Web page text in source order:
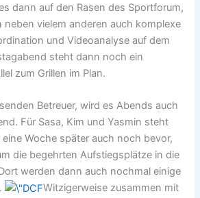
dann auf den Rasen des Sportforum,
neben vielem anderen auch komplexe
und Videoanalyse auf dem
steht dann noch ein
zum Grillen im Plan.
Betreuer, wird es Abends auch
Für Sasa, Kim und Yasmin steht
Woche später auch noch bevor,
die begehrten Aufstiegsplätze in die
werden dann auch nochmal einige
Witzigerweise zusammen mit